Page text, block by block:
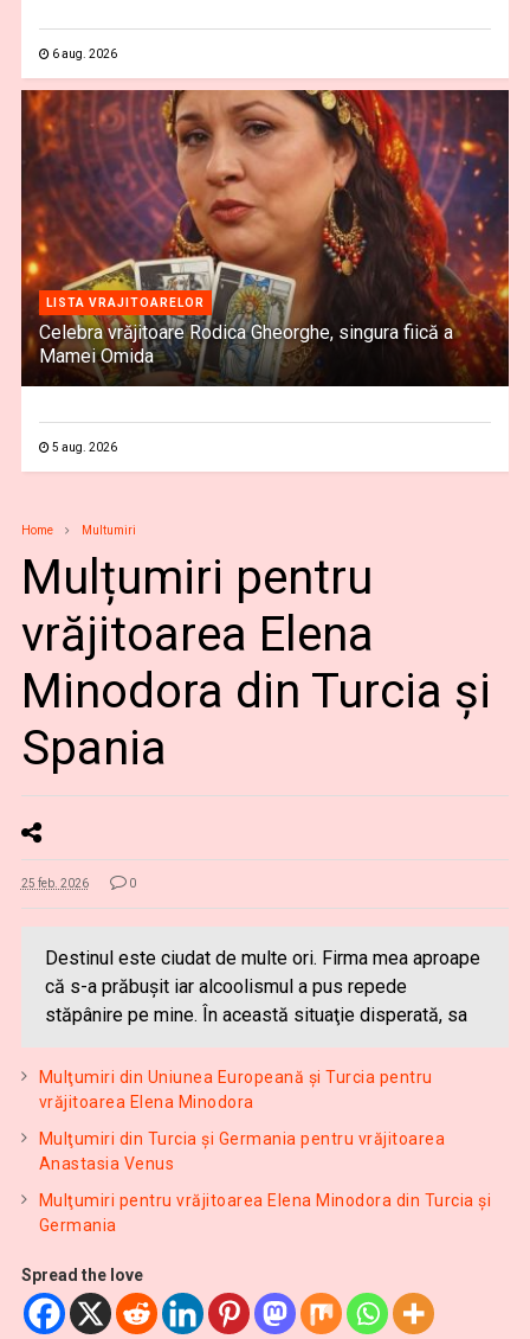
6 aug. 2026
LISTA VRAJITOARELOR
Celebra vrăjitoare Rodica Gheorghe, singura fiică a
Mamei Omida
5 aug. 2026
Home Multumiri
Mulțumiri pentru
vrăjitoarea Elena
Minodora din Turcia și
Spania
25 feb. 2026 0
Destinul este ciudat de multe ori. Firma mea aproape
că s-a prăbuşit iar alcoolismul a pus repede
stăpânire pe mine. În această situaţie disperată, sa
Mulţumiri din Uniunea Europeană și Turcia pentru
vrăjitoarea Elena Minodora
Mulţumiri din Turcia și Germania pentru vrăjitoarea
Anastasia Venus
Mulţumiri pentru vrăjitoarea Elena Minodora din Turcia și
Germania
Spread the love